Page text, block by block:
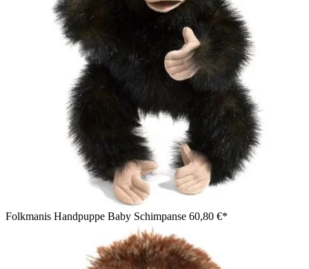
Folkmanis Handpuppe Baby Schimpanse 60,80 €*